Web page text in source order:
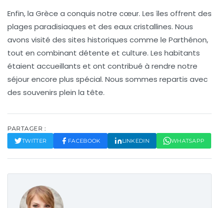
Enfin, la Grèce a conquis notre cœur. Les îles offrent des
plages paradisiaques et des eaux cristallines. Nous
avons visité des sites historiques comme le Parthénon,
tout en combinant détente et culture. Les habitants
étaient accueillants et ont contribué à rendre notre
séjour encore plus spécial. Nous sommes repartis avec
des souvenirs plein la tête.
PARTAGER :
TWITTER FACEBOOK LINKEDIN WHATSAPP